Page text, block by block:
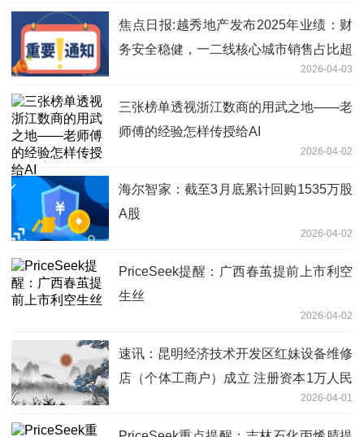
焦点日报:越秀地产发布2025年业绩：财
务安全稳健，一二线核心城市销售占比超
2026-04-03
三张榜单透视浙江数商的用武之地——老
师傅的经验怎样传授给AI
2026-04-02
海尔智家：截至3月底累计回购1535万股
A股
2026-04-02
PriceSeek提醒：广西春茧提前上市利空
生丝
2026-04-02
速讯：昆明经济技术开发区红妹设备维修
店（个体工商户）成立 注册资本1万人民
2026-04-01